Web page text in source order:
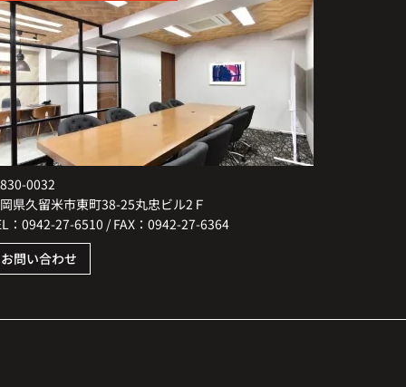
0032
県久留米市東町38-25丸忠ビル2Ｆ
：0942-27-6510 / FAX：0942-27-6364
お問い合わせ